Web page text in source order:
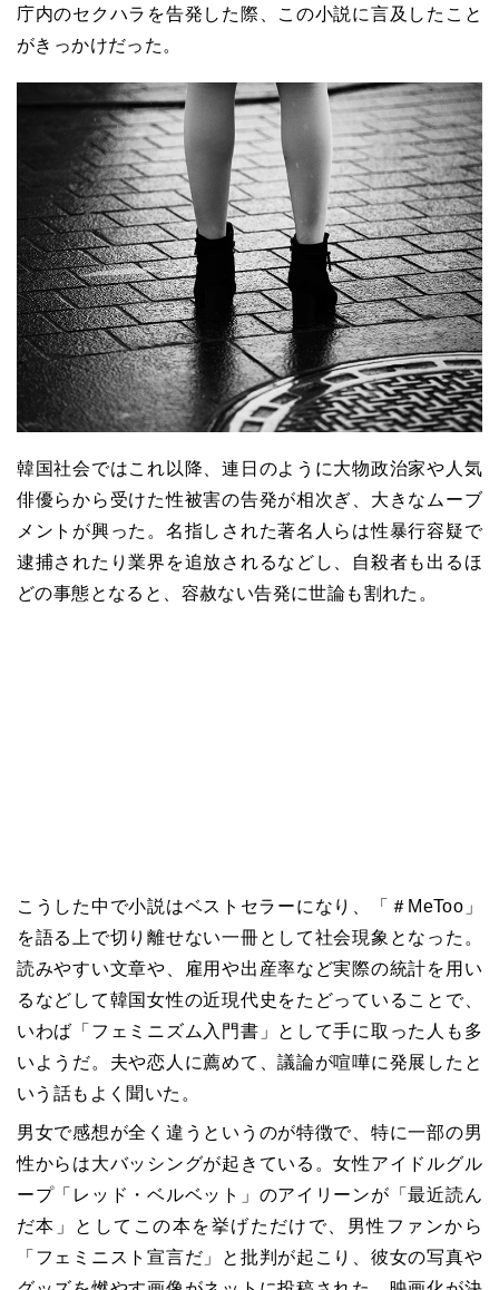
庁内のセクハラを告発した際、この小説に言及したこと
がきっかけだった。
韓国社会ではこれ以降、連日のように大物政治家や人気
俳優らから受けた性被害の告発が相次ぎ、大きなムーブ
メントが興った。名指しされた著名人らは性暴行容疑で
逮捕されたり業界を追放されるなどし、自殺者も出るほ
どの事態となると、容赦ない告発に世論も割れた。
こうした中で小説はベストセラーになり、「＃ MeToo 」
を語る上で切り離せない一冊として社会現象となった。
読みやすい文章や、雇用や出産率など実際の統計を用い
るなどして韓国女性の近現代史をたどっていることで、
いわば「フェミニズム入門書」として手に取った人も多
いようだ。夫や恋人に薦めて、議論が喧嘩に発展したと
いう話もよく聞いた。
男女で感想が全く違うというのが特徴で、特に一部の男
性からは大バッシングが起きている。女性アイドルグル
ープ「レッド・ベルベット」のアイリーンが「最近読ん
だ本」としてこの本を挙げただけで、男性ファンから
「フェミニスト宣言だ」と批判が起こり、彼女の写真や